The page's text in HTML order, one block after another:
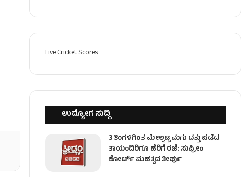
Live Cricket Scores
ಉದ್ಯೋಗ ಸುದ್ದಿ
3 ತಿಂಗಳಿಗಿಂತ ಮೇಲ್ಪಟ್ಟ ಮಗು ದತ್ತು ಪಡೆದ
ತಾಯಂದಿರಿಗೂ ಹೆರಿಗೆ ರಜೆ: ಸುಪ್ರೀಂ
ಕೋರ್ಟ್ ಮಹತ್ವದ ತೀರ್ಪು